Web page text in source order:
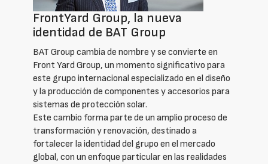
FrontYard Group, la nueva
identidad de BAT Group
BAT Group cambia de nombre y se convierte en
Front Yard Group, un momento significativo para
este grupo internacional especializado en el diseño
y la producción de componentes y accesorios para
sistemas de protección solar.
Este cambio forma parte de un amplio proceso de
transformación y renovación, destinado a
fortalecer la identidad del grupo en el mercado
global, con un enfoque particular en las realidades